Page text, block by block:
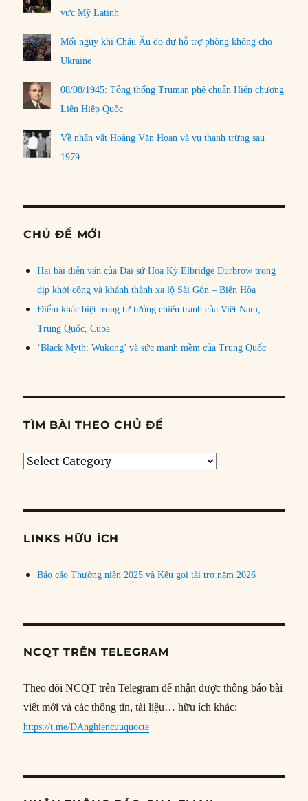
vực Mỹ Latinh
Mối nguy khi Châu Âu do dự hỗ trợ phòng không cho
Ukraine
08/08/1945: Tổng thống Truman phê chuẩn Hiến chương
Liên Hiệp Quốc
Về nhân vật Hoàng Văn Hoan và vụ thanh trừng sau
1979
CHỦ ĐỀ MỚI
Hai bài diễn văn của Đại sứ Hoa Kỳ Elbridge Durbrow trong
dịp khởi công và khánh thành xa lộ Sài Gòn – Biên Hòa
Điểm khác biệt trong tư tưởng chiến tranh của Việt Nam,
Trung Quốc, Cuba
‘Black Myth: Wukong’ và sức mạnh mềm của Trung Quốc
TÌM BÀI THEO CHỦ ĐỀ
Tìm
đề
LINKS HỮU ÍCH
Báo cáo Thường niên 2025 và Kêu gọi tài trợ năm 2026
NCQT TRÊN TELEGRAM
Theo dõi NCQT trên Telegram để nhận được thông báo bài
viết mới và các thông tin, tài liệu… hữu ích khác:
https://t.me/DAnghiencuuquocte